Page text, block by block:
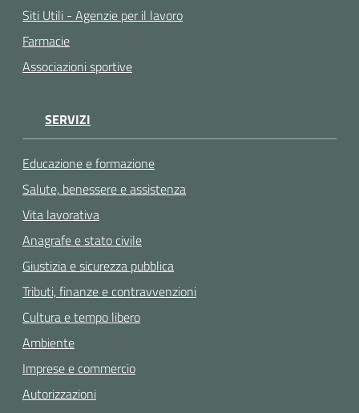
Siti Utili - Agenzie per il lavoro
Farmacie
Associazioni sportive
SERVIZI
Educazione e formazione
Salute, benessere e assistenza
Vita lavorativa
Anagrafe e stato civile
Giustizia e sicurezza pubblica
Tributi, finanze e contravvenzioni
Cultura e tempo libero
Ambiente
Imprese e commercio
Autorizzazioni